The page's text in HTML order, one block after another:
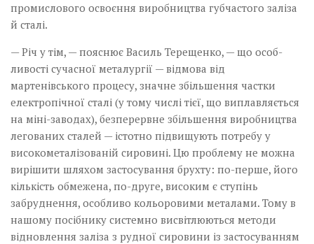
промислового освоєння виробництва губчастого заліза
й сталі.
— Річ у тім, — пояснює Василь Терещенко, — що особ­
ливості сучасної металургії — відмова від
мартенівського процесу, значне збільшення частки
електропічної сталі (у тому числі тієї, що виплавляється
на міні-заводах), безперервне збільшення виробництва
легованих сталей — істотно підвищують потребу у
високометалізованій сировині. Цю проблему не можна
вирішити шляхом застосування брухту: по-перше, його
кількість обмежена, по-друге, високим є ступінь
забруднення, особливо кольоровими металами. Тому в
нашому посібнику системно висвітлюються методи
відновлення заліза з рудної сировини із застосуванням